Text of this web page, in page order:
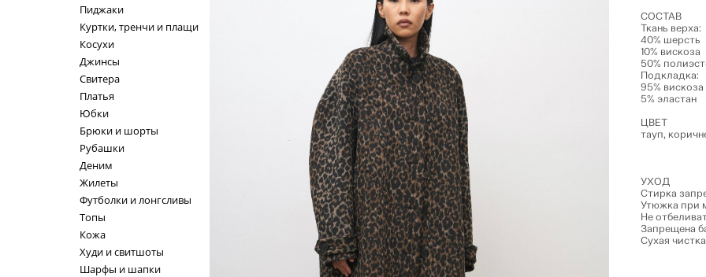
Пиджаки
Куртки, тренчи и плащи
Косухи
Джинсы
Свитера
Платья
Юбки
Брюки и шорты
Рубашки
Деним
Жилеты
Футболки и лонгсливы
Топы
Кожа
Худи и свитшоты
Шарфы и шапки
СОСТАВ
Ткань верха:
40% шерсть
10% вискоза
50%
Подкладка:
95% вискоза
5% эластан
ЦВЕТ
тауп,
УХОД
Стирка
Утюжка при
Не
Запрещена
Сухая